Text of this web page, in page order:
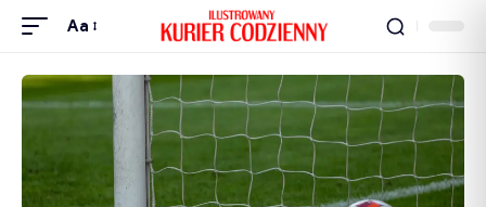
Aa